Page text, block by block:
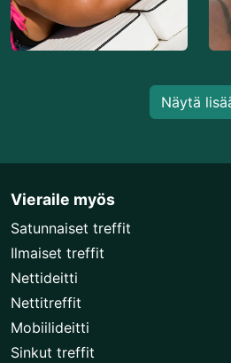
Näytä
Vieraile myös
Satunnaiset treffit
Ilmaiset treffit
Nettideitti
Nettitreffit
Mobiilideitti
Sinkut treffit